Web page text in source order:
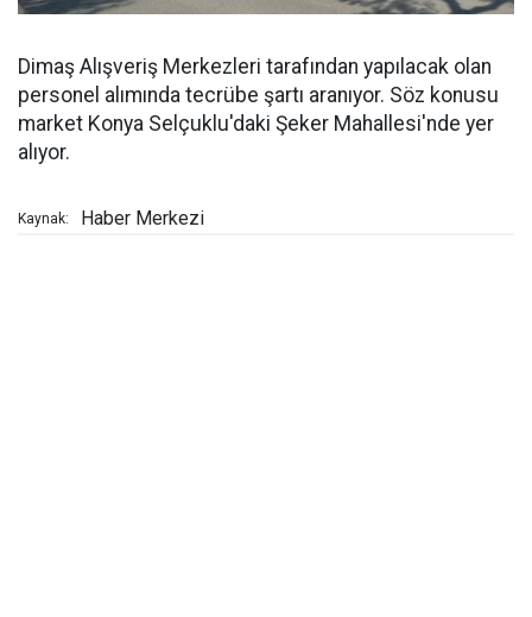
Dimaş Alışveriş Merkezleri tarafından yapılacak olan
personel alımında tecrübe şartı aranıyor. Söz konusu
market Konya Selçuklu'daki Şeker Mahallesi'nde yer
alıyor.
Kaynak: Haber Merkezi